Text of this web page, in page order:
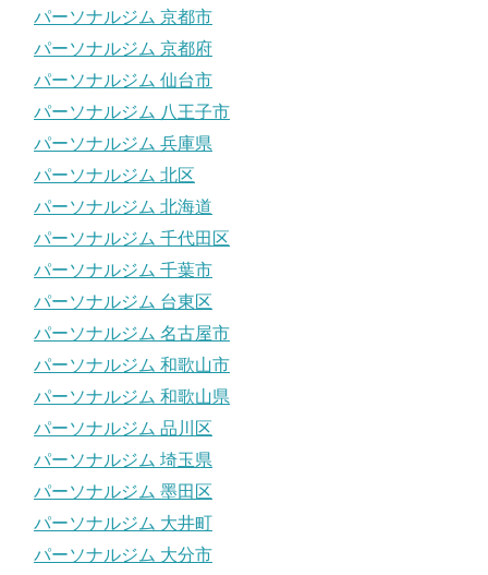
パーソナルジム 京都市
パーソナルジム 京都府
パーソナルジム 仙台市
パーソナルジム 八王子市
パーソナルジム 兵庫県
パーソナルジム 北区
パーソナルジム 北海道
パーソナルジム 千代田区
パーソナルジム 千葉市
パーソナルジム 台東区
パーソナルジム 名古屋市
パーソナルジム 和歌山市
パーソナルジム 和歌山県
パーソナルジム 品川区
パーソナルジム 埼玉県
パーソナルジム 墨田区
パーソナルジム 大井町
パーソナルジム 大分市